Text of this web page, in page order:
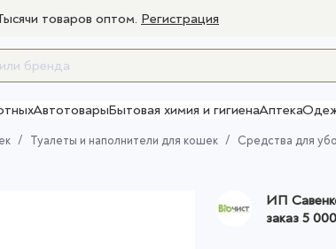
товаров оптом. Регистрация
АвтотоварыБытовая химия и гигиенаАптека
Туалеты и наполнители для кошек Средства для
ИП
заказ 5